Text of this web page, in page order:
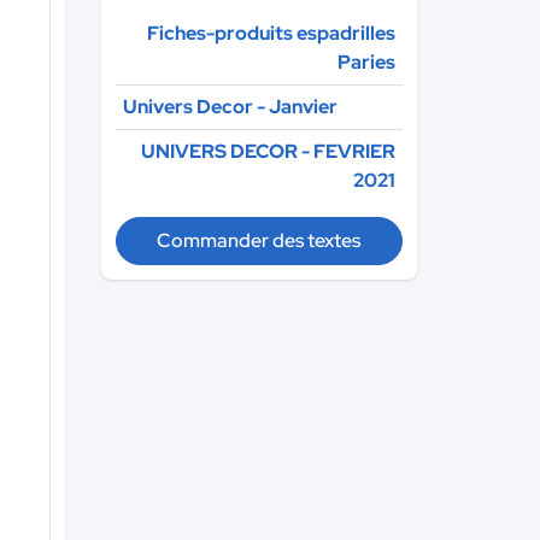
Fiches-produits espadrilles
Paries
Univers Decor - Janvier
UNIVERS DECOR - FEVRIER
2021
Commander des textes